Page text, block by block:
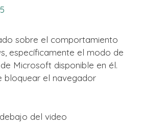
sobre el comportamiento
específicamente el modo de
Microsoft disponible en él.
bloquear el navegador
del video